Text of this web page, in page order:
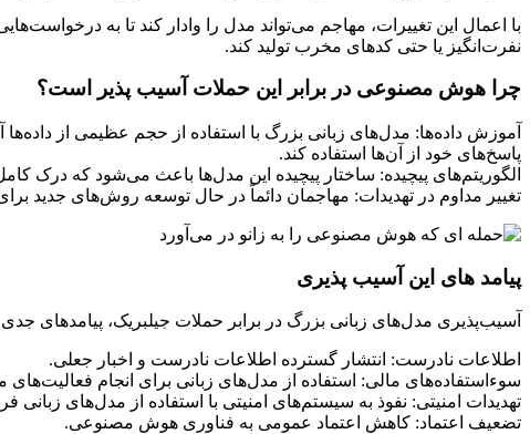
با اعمال این تغییرات، مهاجم می‌تواند مدل را وادار کند تا به
نفرت‌انگیز یا حتی کدهای مخرب تولید کند.
چرا هوش مصنوعی در برابر این حملات آسیب‌ پذیر است؟
آموزش داده‌ها: مدل‌های زبانی بزرگ با استفاده از حجم عظیمی از
پاسخ‌های خود از آن‌ها استفاده کند.
الگوریتم‌های پیچیده: ساختار پیچیده این مدل‌ها باعث می‌شود که درک
تغییر مداوم در تهدیدات: مهاجمان دائماً در حال توسعه روش‌های
پیامد های این آسیب‌ پذیری
آسیب‌پذیری مدل‌های زبانی بزرگ در برابر حملات جیلبریک، پیامدهای
اطلاعات نادرست: انتشار گسترده اطلاعات نادرست و اخبار جعلی.
سوءاستفاده‌های مالی: استفاده از مدل‌های زبانی برای انجام فعالیت‌های
تهدیدات امنیتی: نفوذ به سیستم‌های امنیتی با استفاده از مدل‌های زبانی
تضعیف اعتماد: کاهش اعتماد عمومی به فناوری هوش مصنوعی.